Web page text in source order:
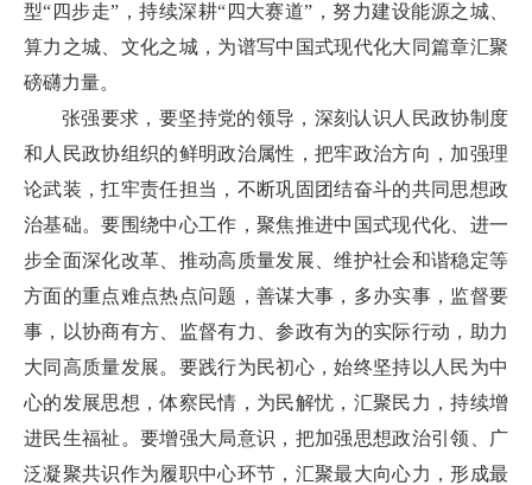
型“四步走”，持续深耕“四大赛道”，努力建设能源之城、
算力之城、文化之城，为谱写中国式现代化大同篇章汇聚
磅礴力量。
张强要求，要坚持党的领导，深刻认识人民政协制度
和人民政协组织的鲜明政治属性，把牢政治方向，加强理
论武装，扛牢责任担当，不断巩固团结奋斗的共同思想政
治基础。要围绕中心工作，聚焦推进中国式现代化、进一
步全面深化改革、推动高质量发展、维护社会和谐稳定等
方面的重点难点热点问题，善谋大事，多办实事，监督要
事，以协商有方、监督有力、参政有为的实际行动，助力
大同高质量发展。要践行为民初心，始终坚持以人民为中
心的发展思想，体察民情，为民解忧，汇聚民力，持续增
进民生福祉。要增强大局意识，把加强思想政治引领、广
泛凝聚共识作为履职中心环节，汇聚最大向心力，形成最